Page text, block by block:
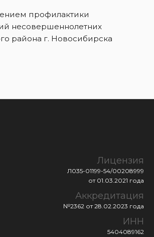
профилактики
несовершеннолетних
района г. Новосибирска
Лицензия
Л035-01199-54/00208999
от 01.03.2021 года
Аккредитация
№2362 от 28.02.2023 года
ИНН
5404089162